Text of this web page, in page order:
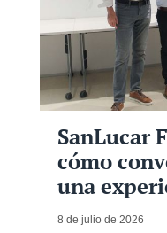
SanLucar
cómo
una
8 de julio de 2026